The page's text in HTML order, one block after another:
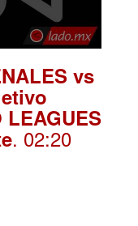
vs
. 02:20